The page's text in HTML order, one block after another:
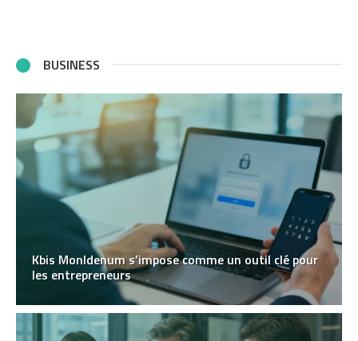
BUSINESS
Kbis MonIdenum s’impose comme un outil clé pour
les entrepreneurs